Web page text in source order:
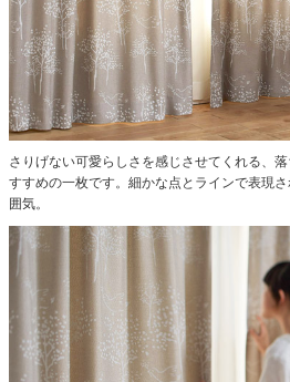
さりげない可愛らしさを感じさせてくれる、
すすめの一枚です。 細かな点とラインで表現
囲気。